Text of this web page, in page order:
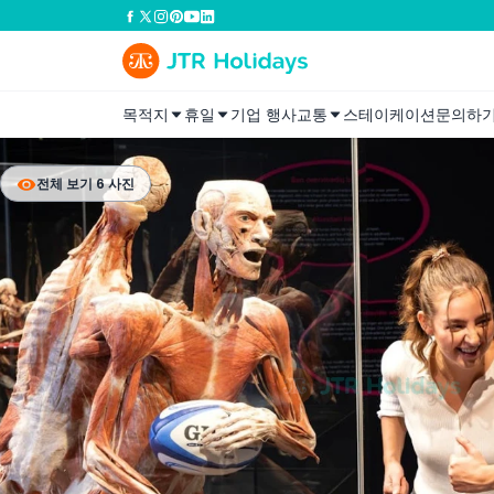
목적지 휴일 기업 행사교통 스테이케이션문의하
전체 보기 6 사진